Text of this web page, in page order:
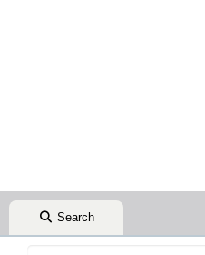
Search